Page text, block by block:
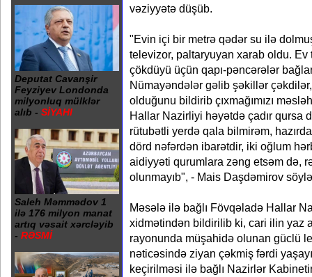
Deputat Cavanşir
Feyziyev Londonda
milyonluq mülklər
alıb - SİYAHI
Saleh Məmmədov 1
ilə 176 milyon manat
artıq vəsait xərcləyib
- RƏSMİ
vəziyyətə düşüb.
"Evin içi bir metrə qədər su ilə
televizor, paltaryuyan xarab oldu.
çökdüyü üçün qapı-pəncərələr
Nümayəndələr gəlib şəkillər
olduğunu bildirib çıxmağımızı
Hallar Nazirliyi həyətdə çadır qursa
rütubətli yerdə qala bilmirəm,
dörd nəfərdən ibarətdir, iki oğlum
aidiyyəti qurumlara zəng etsəm də,
olunmayıb", - Mais Daşdəmirov
Məsələ ilə bağlı Fövqəladə Hallar
xidmətindən bildirilib ki, cari ilin yaz
rayonunda müşahidə olunan güclü
nəticəsində ziyan çəkmiş fərdi
keçirilməsi ilə bağlı Nazirlər